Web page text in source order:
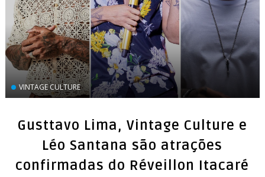
VINTAGE CULTURE
Gusttavo Lima, Vintage Culture e
Léo Santana são atrações
confirmadas do Réveillon Itacaré